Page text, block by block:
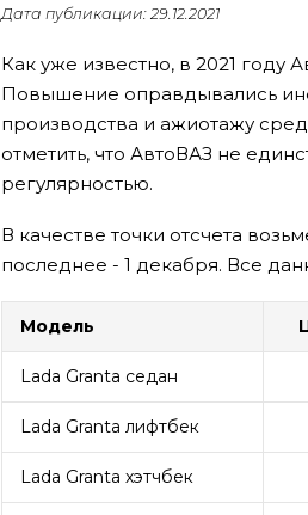
Дата публикации: 29.12.2021
Как уже известно, в 2021 году
Повышение оправдывались
производства и ажиотажу
отметить, что АвтоВАЗ не
регулярностью.
В качестве точки отсчета
последнее - 1 декабря. Все
Модель
Lada Granta седан
Lada Granta лифтбек
Lada Granta хэтчбек